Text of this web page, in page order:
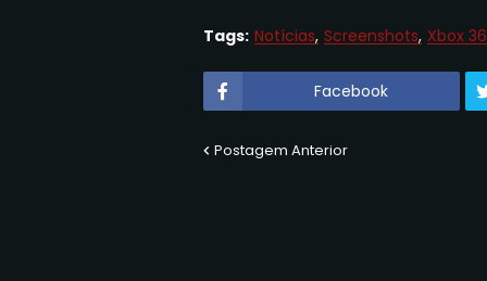
Tags: Notícias Screenshots Xbox
Facebook
Postagem Anterior